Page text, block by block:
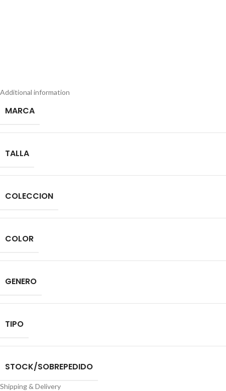
Additional information
MARCA
TALLA
COLECCION
COLOR
GENERO
TIPO
STOCK/SOBREPEDIDO
Shipping & Delivery